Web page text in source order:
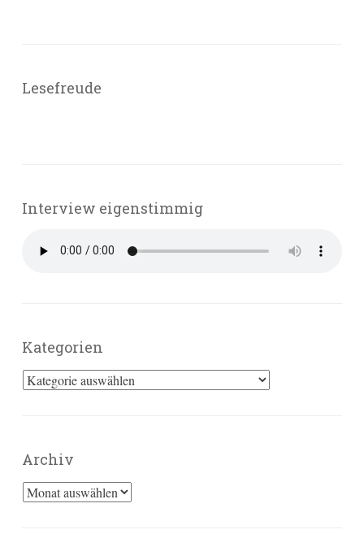
Lesefreude
Interview eigenstimmig
Kategorien
Kategorien
Archiv
Archiv